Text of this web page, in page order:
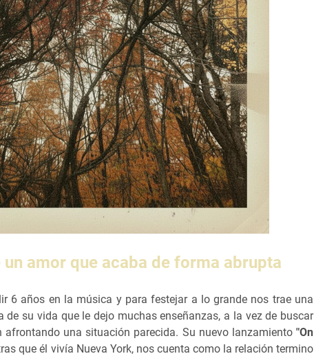
amor que acaba de forma abrupta
6 años en la música y para festejar a lo grande nos trae una
su vida que le dejo muchas enseñanzas, a la vez de buscar
una situación parecida. Su nuevo lanzamiento "On
que él vivía Nueva York, nos cuenta como la relación termino